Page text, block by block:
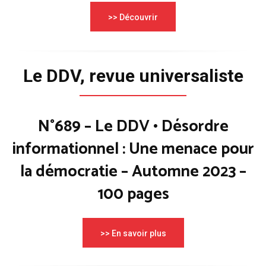
>> Découvrir
Le DDV, revue universaliste
N°689 – Le DDV • Désordre
informationnel : Une menace pour
la démocratie – Automne 2023 –
100 pages
>> En savoir plus